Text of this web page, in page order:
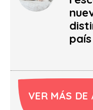
país
VER MÁS